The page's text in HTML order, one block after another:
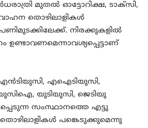
മുതല്‍ ഓട്ടോറിക്ഷ, ടാക്സി,
തൊഴിലാളികള്‍
നിരക്കുകളില്‍
ഉണ്ടാവണമെന്നാവശ്യപ്പെട്ടാണ്
എഐടിയുസി,
യുടിയുസി, ജെടിയു
സംസ്ഥാനത്തെ എട്ടു
പങ്കെടുക്കുമെന്നു